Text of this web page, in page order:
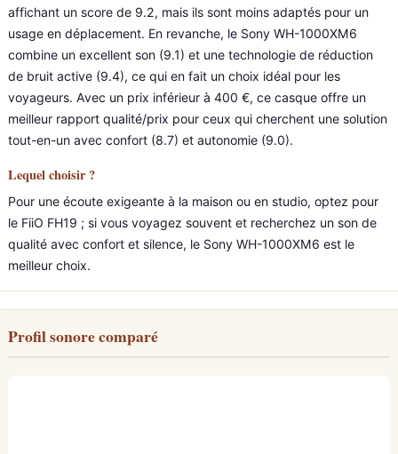
affichant un score de 9.2, mais ils sont moins adaptés pour un
usage en déplacement. En revanche, le Sony WH-1000XM6
combine un excellent son (9.1) et une technologie de réduction
de bruit active (9.4), ce qui en fait un choix idéal pour les
voyageurs. Avec un prix inférieur à 400 €, ce casque offre un
meilleur rapport qualité/prix pour ceux qui cherchent une solution
tout-en-un avec confort (8.7) et autonomie (9.0).
Lequel choisir ?
Pour une écoute exigeante à la maison ou en studio, optez pour
le FiiO FH19 ; si vous voyagez souvent et recherchez un son de
qualité avec confort et silence, le Sony WH-1000XM6 est le
meilleur choix.
Profil sonore comparé